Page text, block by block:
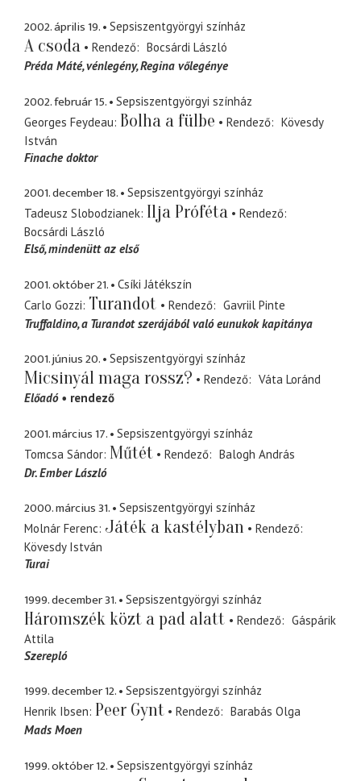
2002. április 19. Sepsiszentgyörgyi színház
A csoda Rendező
Bocsárdi László
Préda Máté vénlegény, Regina vőlegénye
2002. február 15.
Sepsiszentgyörgyi színház
Georges Feydeau Bolha a fülbe Rendező
Kövesdy
István
Finache doktor
2001. december 18.
Sepsiszentgyörgyi színház
Tadeusz Slobodzianek Ilja Próféta
Rendező
Bocsárdi László
Első mindenütt az első
2001. október 21.
Csíki Játékszín
Carlo Gozzi Turandot Rendező
Gavriil Pinte
Truffaldino a Turandot szerájából való eunukok kapitánya
2001. június 20. Sepsiszentgyörgyi színház
Micsinyál maga rossz? Rendező
Váta Loránd
Előadó
rendező
2001. március 17.
Sepsiszentgyörgyi színház
Tomcsa Sándor Műtét Rendező
Balogh András
Dr. Ember László
2000. március 31.
Sepsiszentgyörgyi színház
Molnár Ferenc Játék a kastélyban
Rendező
Kövesdy István
Turai
1999. december 31. Sepsiszentgyörgyi színház
Háromszék közt a pad alatt Rendező
Gáspárik
Attila
Szerepló
1999. december 12.
Sepsiszentgyörgyi színház
Henrik Ibsen Peer Gynt Rendező
Barabás Olga
Mads Moen
1999. október 12.
Sepsiszentgyörgyi színház